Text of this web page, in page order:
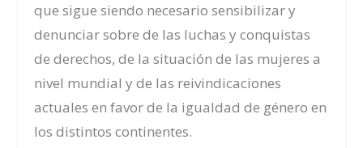
que sigue siendo necesario sensibilizar y
denunciar sobre de las luchas y conquistas
de derechos, de la situación de las mujeres a
nivel mundial y de las reivindicaciones
actuales en favor de la igualdad de género en
los distintos continentes.